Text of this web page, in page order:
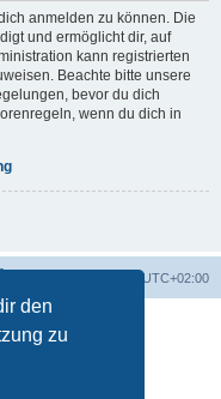
den
zu
anmelden zu können. Die
und ermöglicht dir, auf
kann registrierten
Beachte bitte unsere
bevor du dich
wenn du dich in
UTC+02:00